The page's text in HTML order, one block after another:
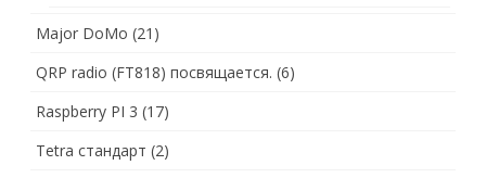
Major DoMo (21)
QRP radio (FT818) посвящается. (6)
Raspberry PI 3 (17)
Tetra стандарт (2)